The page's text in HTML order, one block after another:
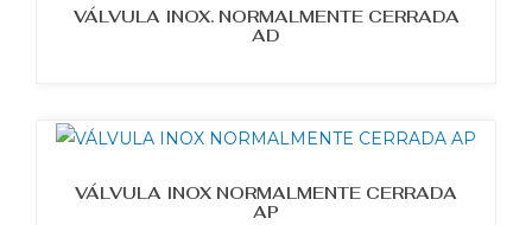
VÁLVULA INOX. NORMALMENTE CERRADA
AD
VÁLVULA INOX NORMALMENTE CERRADA
AP